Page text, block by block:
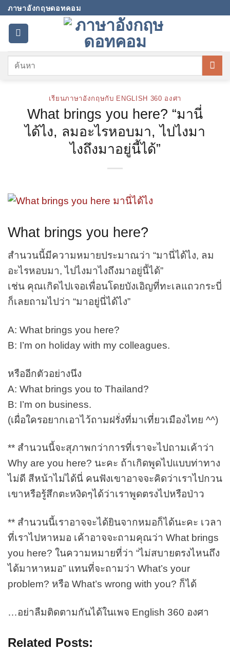
Skip
content
ภาษาอังกฤษดอทคอม
เรียนภาษาอังกฤษกับ ENGLISH 360 องศา
What brings you here? “มานี่
ได้ไง, ลมอะไรหอบมา, ไปไงมา
ไงถึงมาอยู่นี้ได้”
What brings you here?
สำนวนนี้มีความหมายประมาณว่า “มานี่ได้ไง, ลม
อะไรหอบมา, ไปไงมาไงถึงมาอยู่นี้ได้”
เช่น คุณเกิดไปเจอเพื่อนโดยบังเอิญที่ทะเลแถวกระบี่
ก็เลยถามไปว่า “มาอยู่นี่ได้ไง”
A: What brings you here?
B: I’m on holiday with my colleagues.
หรืออีกตัวอย่างนึง
A: What brings you to Thailand?
B: I’m on business.
(เผื่อใครอยากเอาไว้ถามฝรั่งที่มาเที่ยวเมืองไทย ^^)
** สำนวนนี้จะสุภาพกว่าการที่เราจะไปถามเค้าว่า
Why are you here? นะคะ ถ้าเกิดพูดไปแบบท่าทาง
ไม่ดี สีหน้าไม่ได้นี่ คนฟังเขาอาจจะคิดว่าเราไปกวน
เขาหรือรู้สึกตะหงิดๆได้ว่าเราพูดตรงไปหรือป่าว
** สำนวนนี้เราอาจจะได้ยินจากหมอก็ได้นะคะ เวลา
ที่เราไปหาหมอ เค้าอาจจะถามคุณว่า What brings
you here? ในความหมายที่ว่า “ไม่สบายตรงไหนถึง
ได้มาหาหมอ” แทนที่จะถามว่า What’s your
problem? หรือ What’s wrong with you? ก็ได้
…อย่าลืมติดตามกันได้ในเพจ English 360 องศา
Related Posts: